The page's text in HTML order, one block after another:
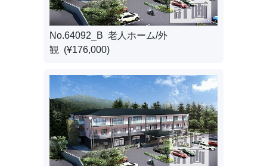
No.64092_B 老人ホーム/外
観 (¥176,000)